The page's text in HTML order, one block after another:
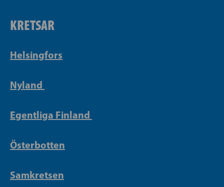
KRETSAR
Helsingfors
Nyland
Egentliga Finland
Österbotten
Samkretsen